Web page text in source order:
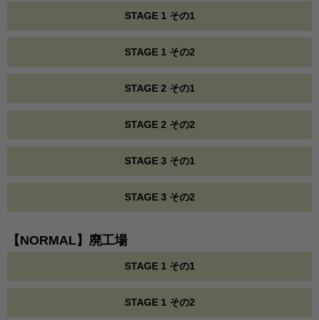
STAGE 1 その1
STAGE 1 その2
STAGE 2 その1
STAGE 2 その2
STAGE 3 その1
STAGE 3 その2
【NORMAL】廃工場
STAGE 1 その1
STAGE 1 その2